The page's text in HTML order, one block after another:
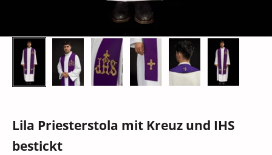
Lila Priesterstola mit Kreuz und IHS
bestickt